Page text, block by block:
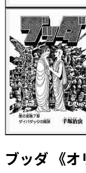
ブッダ 《